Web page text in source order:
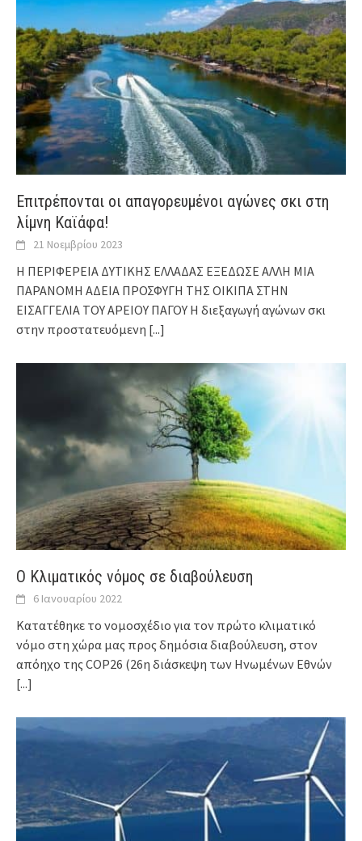
Επιτρέπονται οι απαγορευμένοι αγώνες σκι στη
λίμνη Καϊάφα!
21 Νοεμβρίου 2023
Η ΠΕΡΙΦΕΡΕΙΑ ΔΥΤΙΚΗΣ ΕΛΛΑΔΑΣ ΕΞΕΔΩΣΕ ΑΛΛΗ ΜΙΑ
ΠΑΡΑΝΟΜΗ ΑΔΕΙΑ ΠΡΟΣΦΥΓΗ ΤΗΣ ΟΙΚΙΠΑ ΣΤΗΝ
ΕΙΣΑΓΓΕΛΙΑ ΤΟΥ ΑΡΕΙΟΥ ΠΑΓΟΥ Η διεξαγωγή αγώνων σκι
στην προστατευόμενη [...]
Ο Κλιματικός νόμος σε διαβούλευση
6 Ιανουαρίου 2022
Κατατέθηκε το νομοσχέδιο για τον πρώτο κλιματικό
νόμο στη χώρα μας προς δημόσια διαβούλευση, στον
απόηχο της COP26 (26η διάσκεψη των Ηνωμένων Εθνών
[...]